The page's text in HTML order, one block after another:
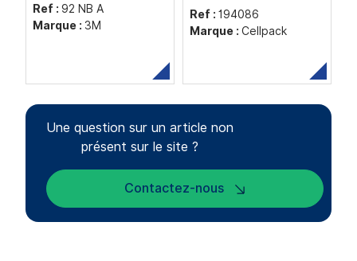
Ref : 92 NB A
Marque : 3M
Ref : 194086
Marque : Cellpack
Une question sur un article non
présent sur le site ?
Contactez-nous